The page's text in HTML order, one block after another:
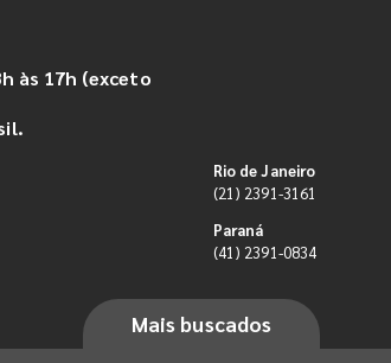
às 17h (exceto
Rio de Janeiro
(21) 2391-3161
Paraná
(41) 2391-0834
Mais buscados